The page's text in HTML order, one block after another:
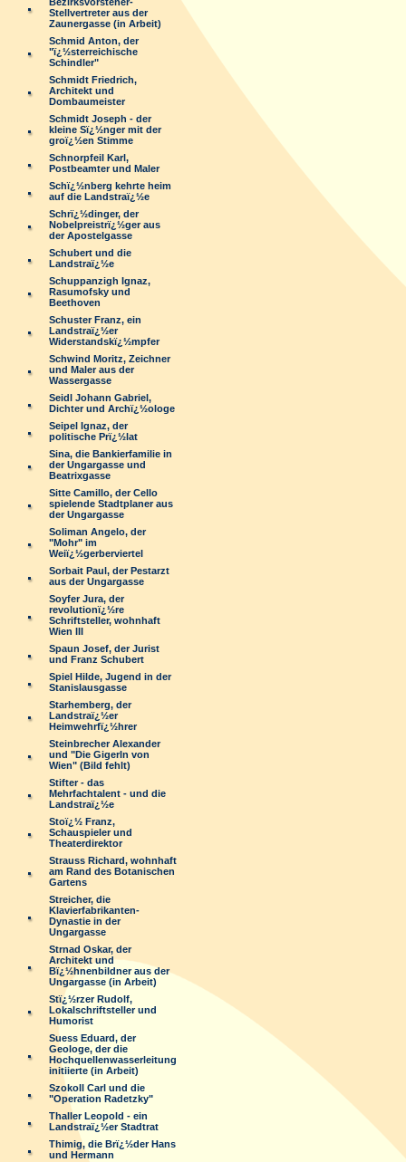
Stellvertreter aus der
Zaunergasse (in Arbeit)
Schmid Anton, der
"ï¿½sterreichische
Schindler"
Schmidt Friedrich,
Architekt und
Dombaumeister
Schmidt Joseph - der
kleine Sï¿½nger mit der
groï¿½en Stimme
Schnorpfeil Karl,
Postbeamter und Maler
Schï¿½nberg kehrte heim
auf die Landstraï¿½e
Schrï¿½dinger, der
Nobelpreistrï¿½ger aus
der Apostelgasse
Schubert und die
Landstraï¿½e
Schuppanzigh Ignaz,
Rasumofsky und
Beethoven
Schuster Franz, ein
Landstraï¿½er
Widerstandskï¿½mpfer
Schwind Moritz, Zeichner
und Maler aus der
Wassergasse
Seidl Johann Gabriel,
Dichter und Archï¿½ologe
Seipel Ignaz, der
politische Prï¿½lat
Sina, die Bankierfamilie in
der Ungargasse und
Beatrixgasse
Sitte Camillo, der Cello
spielende Stadtplaner aus
der Ungargasse
Soliman Angelo, der
"Mohr" im
Weiï¿½gerberviertel
Sorbait Paul, der Pestarzt
aus der Ungargasse
Soyfer Jura, der
revolutionï¿½re
Schriftsteller, wohnhaft
Wien III
Spaun Josef, der Jurist
und Franz Schubert
Spiel Hilde, Jugend in der
Stanislausgasse
Starhemberg, der
Landstraï¿½er
Heimwehrfï¿½hrer
Steinbrecher Alexander
und "Die Gigerln von
Wien" (Bild fehlt)
Stifter - das
Mehrfachtalent - und die
Landstraï¿½e
Stoï¿½ Franz,
Schauspieler und
Theaterdirektor
Strauss Richard, wohnhaft
am Rand des Botanischen
Gartens
Streicher, die
Klavierfabrikanten-
Dynastie in der
Ungargasse
Strnad Oskar, der
Architekt und
Bï¿½hnenbildner aus der
Ungargasse (in Arbeit)
Stï¿½rzer Rudolf,
Lokalschriftsteller und
Humorist
Suess Eduard, der
Geologe, der die
Hochquellenwasserleitung
initiierte (in Arbeit)
Szokoll Carl und die
"Operation Radetzky"
Thaller Leopold - ein
Landstraï¿½er Stadtrat
Thimig, die Brï¿½der Hans
und Hermann